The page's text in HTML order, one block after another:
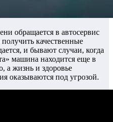
обращается в автосервис
качественные
и бывают случаи, когда
машина находится еще в
а жизнь и здоровье
оказываются под угрозой.